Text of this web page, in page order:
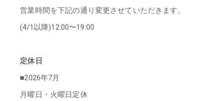
営業時間を下記の通り変更させていただきます。
(4/1以降)12:00〜19:00
定休日
■2026年7月
月曜日・火曜日定休